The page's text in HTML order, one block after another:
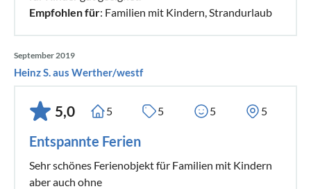
Empfohlen für: Familien mit Kindern, Strandurlaub
September 2019
Heinz S. aus Werther/westf
5,0 5 5 5 5
Entspannte Ferien
Sehr schönes Ferienobjekt für Familien mit Kindern
aber auch ohne